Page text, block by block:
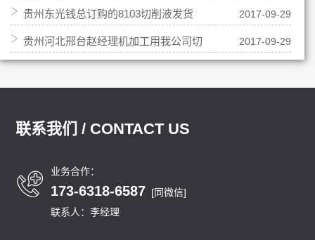
时服务，使用中有问题也能及时解决
贵州东光钱总订购的8103切削液发货
中，已经多次复购，反应效果不错
2017-09-29
贵州河北邢台赵经理机加工用我公司切 2017-09-29
联系我们 / CONTACT US
业务合作：
173-6318-6587 [同微信]
联系人：李经理